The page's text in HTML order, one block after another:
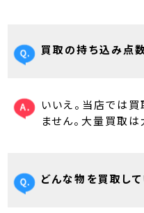
買取の持ち込み点
いいえ。当店では
ません。大量買取は
どんな物を買取し